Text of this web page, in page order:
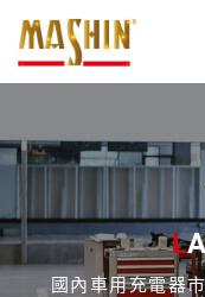
👨‍🔧
親
快
樂
L
國內車用充電器